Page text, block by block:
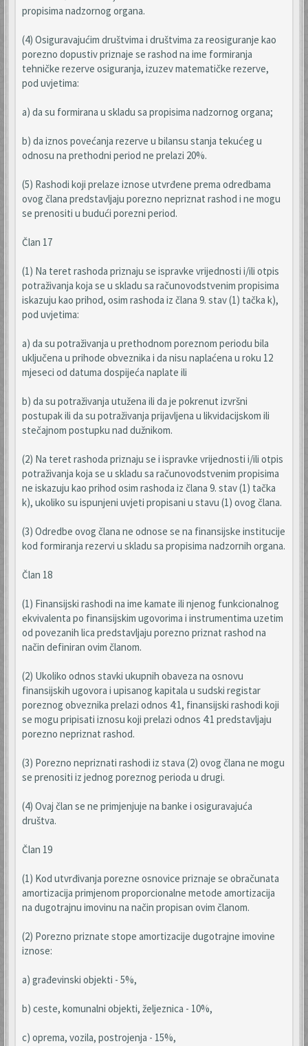
propisima nadzornog organa.
(4) Osiguravajućim društvima i društvima za reosiguranje kao
porezno dopustiv priznaje se rashod na ime formiranja
tehničke rezerve osiguranja, izuzev matematičke rezerve,
pod uvjetima:
a) da su formirana u skladu sa propisima nadzornog organa;
b) da iznos povećanja rezerve u bilansu stanja tekućeg u
odnosu na prethodni period ne prelazi 20%.
(5) Rashodi koji prelaze iznose utvrđene prema odredbama
ovog člana predstavljaju porezno nepriznat rashod i ne mogu
se prenositi u budući porezni period.
Član 17
(1) Na teret rashoda priznaju se ispravke vrijednosti i/ili otpis
potraživanja koja se u skladu sa računovodstvenim propisima
iskazuju kao prihod, osim rashoda iz člana 9. stav (1) tačka k),
pod uvjetima:
a) da su potraživanja u prethodnom poreznom periodu bila
uključena u prihode obveznika i da nisu naplaćena u roku 12
mjeseci od datuma dospijeća naplate ili
b) da su potraživanja utužena ili da je pokrenut izvršni
postupak ili da su potraživanja prijavljena u likvidacijskom ili
stečajnom postupku nad dužnikom.
(2) Na teret rashoda priznaju se i ispravke vrijednosti i/ili otpis
potraživanja koja se u skladu sa računovodstvenim propisima
ne iskazuju kao prihod osim rashoda iz člana 9. stav (1) tačka
k), ukoliko su ispunjeni uvjeti propisani u stavu (1) ovog člana.
(3) Odredbe ovog člana ne odnose se na finansijske institucije
kod formiranja rezervi u skladu sa propisima nadzornih organa.
Član 18
(1) Finansijski rashodi na ime kamate ili njenog funkcionalnog
ekvivalenta po finansijskim ugovorima i instrumentima uzetim
od povezanih lica predstavljaju porezno priznat rashod na
način definiran ovim članom.
(2) Ukoliko odnos stavki ukupnih obaveza na osnovu
finansijskih ugovora i upisanog kapitala u sudski registar
poreznog obveznika prelazi odnos 4:1, finansijski rashodi koji
se mogu pripisati iznosu koji prelazi odnos 4:1 predstavljaju
porezno nepriznat rashod.
(3) Porezno nepriznati rashodi iz stava (2) ovog člana ne mogu
se prenositi iz jednog poreznog perioda u drugi.
(4) Ovaj član se ne primjenjuje na banke i osiguravajuća
društva.
Član 19
(1) Kod utvrđivanja porezne osnovice priznaje se obračunata
amortizacija primjenom proporcionalne metode amortizacija
na dugotrajnu imovinu na način propisan ovim članom.
(2) Porezno priznate stope amortizacije dugotrajne imovine
iznose:
a) građevinski objekti - 5%,
b) ceste, komunalni objekti, željeznica - 10%,
c) oprema, vozila, postrojenja - 15%,